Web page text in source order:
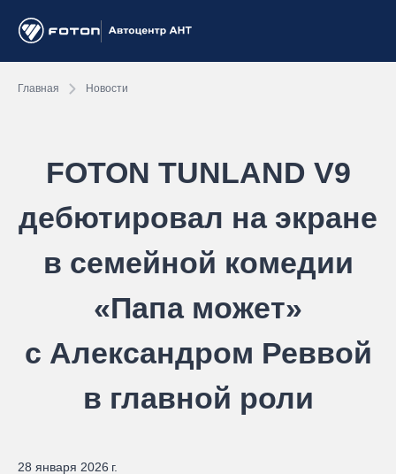
Главная Новости
FOTON TUNLAND V9
дебютировал на экране
в семейной комедии
«Папа может»
с Александром Реввой
в главной роли
28 января 2026 г.